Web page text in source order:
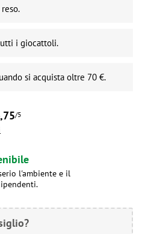
i giocattoli.
si acquista oltre 70 €.
/5
l'ambiente e il